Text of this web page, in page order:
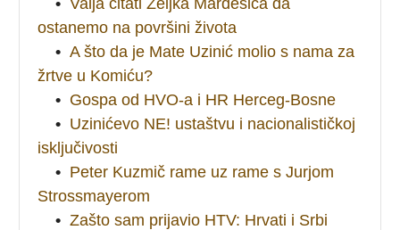
ostanemo na površini života
• A što da je Mate Uzinić molio s nama za
žrtve u Komiću?
• Gospa od HVO-a i HR Herceg-Bosne
• Uzinićevo NE! ustaštvu i nacionalističkoj
isključivosti
• Peter Kuzmič rame uz rame s Jurjom
Strossmayerom
• Zašto sam prijavio HTV: Hrvati i Srbi